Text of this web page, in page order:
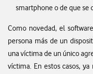
smartphone o de que se
Como novedad, el
persona más de un
una víctima de un único
víctima. En estos casos,